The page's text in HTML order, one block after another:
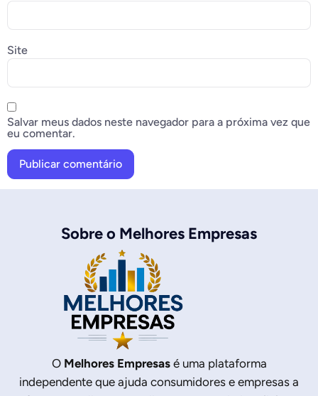
Site
Salvar meus dados neste navegador para a próxima vez que
eu comentar.
Sobre o Melhores Empresas
O Melhores Empresasé uma plataforma
independente que ajuda consumidores e empresas a